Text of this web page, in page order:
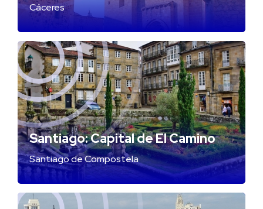
Cáceres
Santiago: Capital de El Camino
Santiago de Compostela